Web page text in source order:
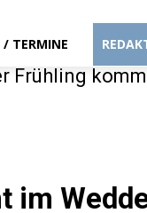
/ TERMINE
Frühling
im